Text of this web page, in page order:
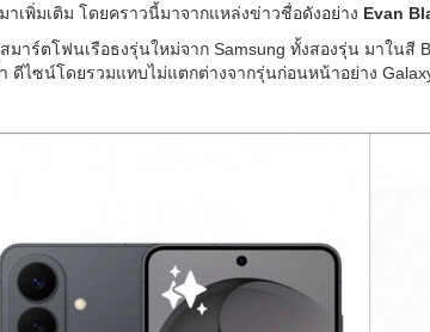
าเพิ่มเติม โดยคราวนี้มาจากแหล่งข่าวชื่อดังอย่าง Evan
มาร์ตโฟนเรือธงรุ่นใหม่จาก Samsung ทั้งสองรุ่น มาในสี
ดีไซน์โดยรวมแทบไม่แตกต่างจากรุ่นก่อนหน้าอย่าง